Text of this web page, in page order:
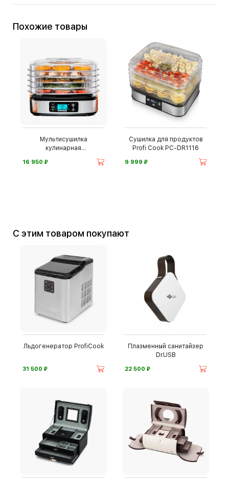
Похожие товары
Мультисушилка
кулинарная
16 950 ⃏
Сушилка для продуктов
Profi Cook PC-DR1116
9 999 ⃏
С этим товаром покупают
Льдогенератор ProfiCook
31 500 ⃏
Плазменный санитайзер
Dr.USB
22 500 ⃏